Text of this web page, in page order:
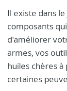
Il existe dans
composants
d'améliorer
armes, vos
huiles chères
certaines